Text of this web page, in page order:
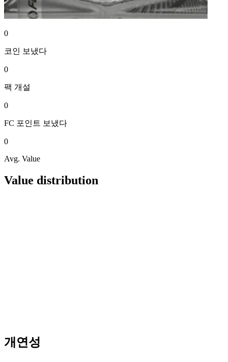
0
코인 보냈다
0
팩 개설
0
FC 포인트 보냈다
0
Avg. Value
Value distribution
개연성